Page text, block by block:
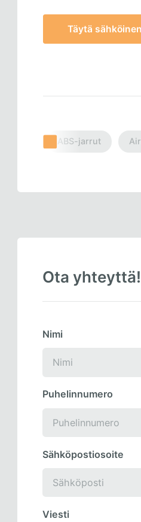
Täytä
ABS-jarrut
Ota yhteyttä!
Nimi
Puhelinnumero
Sähköpostiosoite
Viesti